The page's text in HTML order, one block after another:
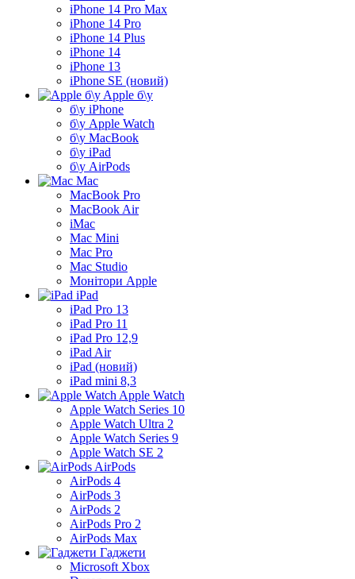
iPhone 14 Pro Max
iPhone 14 Pro
iPhone 14 Plus
iPhone 14
iPhone 13
iPhone SE (новий)
Apple б\у
б\у iPhone
б\у Apple Watch
б\у MacBook
б\у iPad
б\у AirPods
Mac
MacBook Pro
MacBook Air
iMac
Mac Mini
Mac Pro
Mac Studio
Монітори Apple
iPad
iPad Pro 13
iPad Pro 11
iPad Pro 12,9
iPad Air
iPad (новий)
iPad mini 8,3
Apple Watch
Apple Watch Series 10
Apple Watch Ultra 2
Apple Watch Series 9
Apple Watch SE 2
AirPods
AirPods 4
AirPods 3
AirPods 2
AirPods Pro 2
AirPods Max
Гаджети
Microsoft Xbox